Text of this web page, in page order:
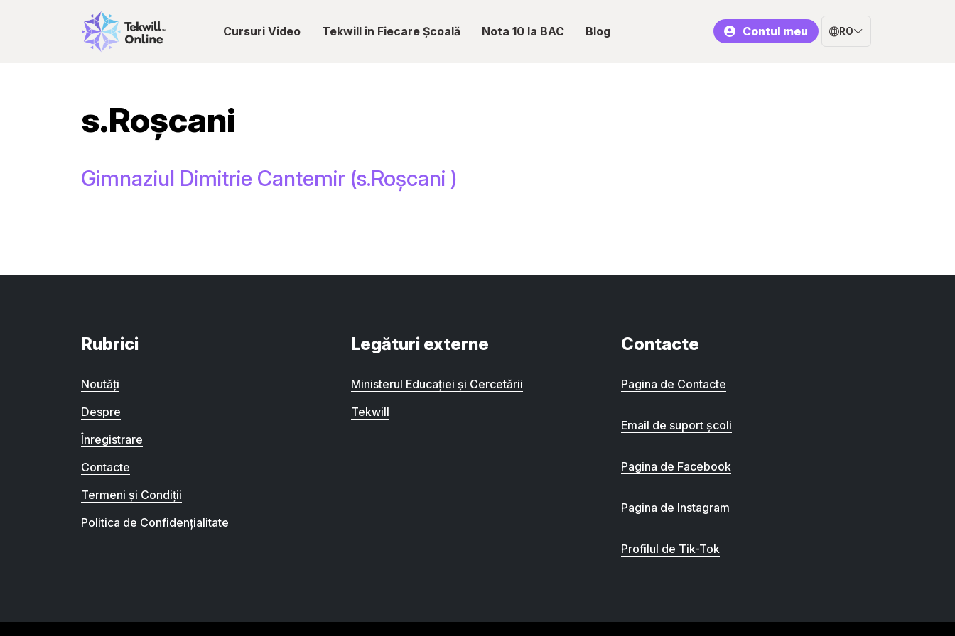
Cursuri Video Tekwill în Fiecare Școală Nota 10 la BAC Blog Contul meu RO
s.Roșcani
Gimnaziul Dimitrie Cantemir (s.Roșcani )
Rubrici
Noutăți
Despre
Înregistrare
Contacte
Termeni și Condiții
Politica de Confidențialitate
Legături externe
Ministerul Educației și Cercetării
Tekwill
Contacte
Pagina de Contacte
Email de suport școli
Pagina de Facebook
Pagina de Instagram
Profilul de Tik-Tok